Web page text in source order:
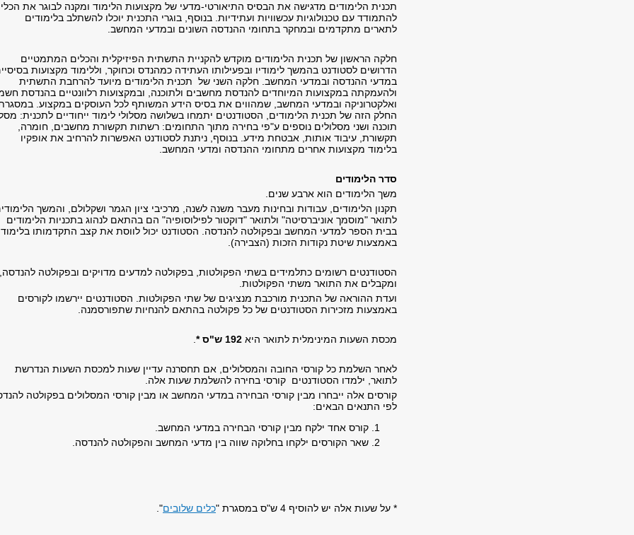
תכנית הלימודים מדגישה את הבסיס התיאורטי-מדעי של מקצועות הלימוד ומקנה לבוגר את
להתמודד עם טכנולוגיות עכשוויות ועתידיות. בנוסף, בוגרי התכנית יוכלו להשתלב בלימודים
לתארים מתקדמים ובמחקר בתחומי ההנדסה השונים ובמדעי המחשב.
חלקה הראשון של תכנית הלימודים מוקדש להקניית התשתית הפיזיקלית והכלים המתמטיים
הדרושים לסטודנט בהמשך לימודיו ובפעילותו העתידה כמהנדס וכחוקר, וללימוד מקצועות
במדעי ההנדסה ובמדעי המחשב. חלקה השני של תכנית הלימודים מיועד להרחבת התשתית
ולהעמקתה במקצועות המיוחדים להנדסת מחשבים ולתוכנה, ובמקצועות רלוונטיים בהנדסת
ואלקטרוניקה ובמדעי המחשב, שמהווים את בסיס הידע המשותף לכל העוסקים במקצוע.
החלק הזה של תכנית הלימודים, הסטודנטים יתמחו בשלושה מסלולי לימוד ייחודיים לתכנית:
תוכנה ושני מסלולים נוספים ע"פי בחירה מתוך התחומים: רשתות תקשורת מחשבים, חומרה,
תקשורת, עיבוד אותות, אבטחת מידע. בנוסף, ניתנת לסטודנט האפשרות להרחיב את אופקיו
בלימוד מקצועות אחרים מתחומי ההנדסה ומדעי המחשב.
סדר הלימודים
משך הלימודים הוא ארבע שנים.
תקנון הלימודים, עבודות ובחינות מעבר משנה לשנה, מרכיבי ציון הגמר ושקלולם, והמשך
לתואר "מוסמך אוניברסיטה" ולתואר "דוקטור לפילוסופיה" הם בהתאם לנהוג בתכניות הלימודים
בבית הספר למדעי המחשב ובפקולטה להנדסה. הסטודנט יכול לווסת את קצב התקדמותו
באמצעות שיטת נקודות הזכות (הצבירה).
הסטודנטים רשומים כתלמידים בשתי הפקולטות, בפקולטה למדעים מדויקים ובפקולטה להנדסה,
ומקבלים את התואר משתי הפקולטות.
ועדת ההוראה של התכנית מורכבת מנציגים של שתי הפקולטות. הסטודנטים יירשמו לקורסים
באמצעות מזכירות הסטודנטים של כל פקולטה בהתאם להנחיות שתפורסמנה.
מכסת השעות המינימלית לתואר היא 192 ש"ס *
לאחר השלמת כל קורסי החובה והמסלולים, אם תחסרנה עדיין שעות למכסת השעות הנדרשת
לתואר, ילמדו הסטודנטים קורסי בחירה להשלמת שעות אלה.
קורסים אלה ייבחרו מבין קורסי הבחירה במדעי המחשב או מבין קורסי המסלולים בפקולטה
לפי התנאים הבאים:
קורס אחד ילקח מבין קורסי הבחירה במדעי המחשב.
שאר הקורסים ילקחו בחלוקה שווה בין מדעי המחשב והפקולטה להנדסה.
* על שעות אלה יש להוסיף 4 ש"ס במסגרת " כלים שלובים".